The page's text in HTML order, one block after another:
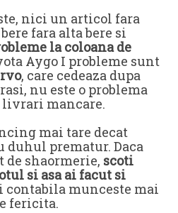
nici un articol fara
fara alta bere si
la coloana de
Aygo I probleme sunt
, care cedeaza dupa
nu este o problema
mancare.
mai tare decat
duhul prematur. Daca
de shaormerie, scoti
si asa ai facut si
contabila munceste mai
fericita.